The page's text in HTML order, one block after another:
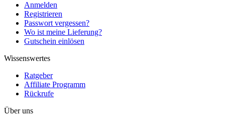
Anmelden
Registrieren
Passwort vergessen?
Wo ist meine Lieferung?
Gutschein einlösen
Wissenswertes
Ratgeber
Affiliate Programm
Rückrufe
Über uns